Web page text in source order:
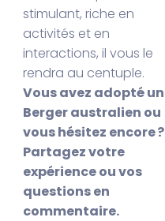
stimulant, riche en
activités et en
interactions, il vous le
rendra au centuple.
Vous avez adopté un
Berger australien ou
vous hésitez encore ?
Partagez votre
expérience ou vos
questions en
commentaire.